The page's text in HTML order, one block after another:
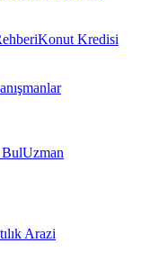
Konut Kredisi
BulUzman
Arazi